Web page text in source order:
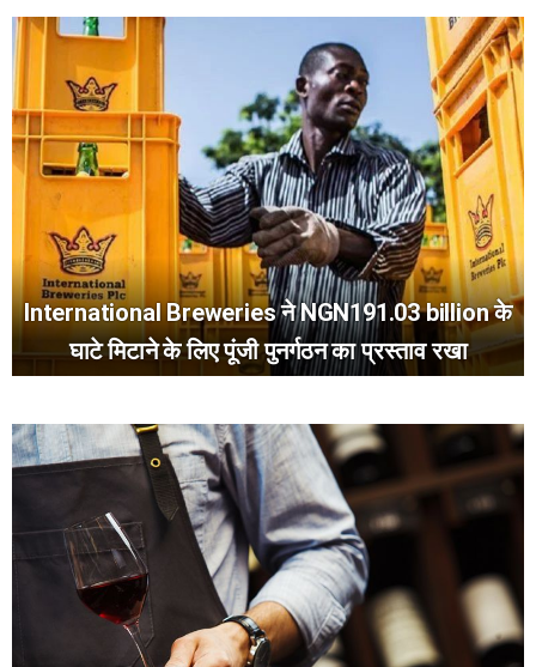
International Breweries ने NGN191.03 billion के
घाटे मिटाने के लिए पूंजी पुनर्गठन का प्रस्ताव रखा